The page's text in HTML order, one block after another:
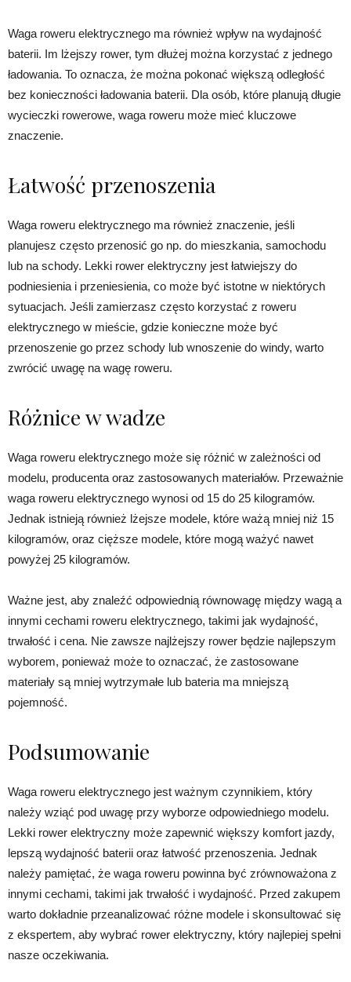
Waga roweru elektrycznego ma również wpływ na wydajność
baterii. Im lżejszy rower, tym dłużej można korzystać z jednego
ładowania. To oznacza, że można pokonać większą odległość
bez konieczności ładowania baterii. Dla osób, które planują długie
wycieczki rowerowe, waga roweru może mieć kluczowe
znaczenie.
Łatwość przenoszenia
Waga roweru elektrycznego ma również znaczenie, jeśli
planujesz często przenosić go np. do mieszkania, samochodu
lub na schody. Lekki rower elektryczny jest łatwiejszy do
podniesienia i przeniesienia, co może być istotne w niektórych
sytuacjach. Jeśli zamierzasz często korzystać z roweru
elektrycznego w mieście, gdzie konieczne może być
przenoszenie go przez schody lub wnoszenie do windy, warto
zwrócić uwagę na wagę roweru.
Różnice w wadze
Waga roweru elektrycznego może się różnić w zależności od
modelu, producenta oraz zastosowanych materiałów. Przeważnie
waga roweru elektrycznego wynosi od 15 do 25 kilogramów.
Jednak istnieją również lżejsze modele, które ważą mniej niż 15
kilogramów, oraz cięższe modele, które mogą ważyć nawet
powyżej 25 kilogramów.
Ważne jest, aby znaleźć odpowiednią równowagę między wagą a
innymi cechami roweru elektrycznego, takimi jak wydajność,
trwałość i cena. Nie zawsze najlżejszy rower będzie najlepszym
wyborem, ponieważ może to oznaczać, że zastosowane
materiały są mniej wytrzymałe lub bateria ma mniejszą
pojemność.
Podsumowanie
Waga roweru elektrycznego jest ważnym czynnikiem, który
należy wziąć pod uwagę przy wyborze odpowiedniego modelu.
Lekki rower elektryczny może zapewnić większy komfort jazdy,
lepszą wydajność baterii oraz łatwość przenoszenia. Jednak
należy pamiętać, że waga roweru powinna być zrównoważona z
innymi cechami, takimi jak trwałość i wydajność. Przed zakupem
warto dokładnie przeanalizować różne modele i skonsultować się
z ekspertem, aby wybrać rower elektryczny, który najlepiej spełni
nasze oczekiwania.